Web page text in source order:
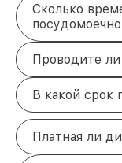
Сколько
Проводите
В какой срок
Платная ли